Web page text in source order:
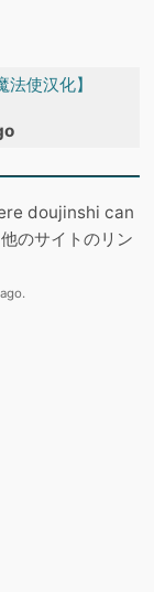
使汉化】
doujinshi can
のサイトのリン